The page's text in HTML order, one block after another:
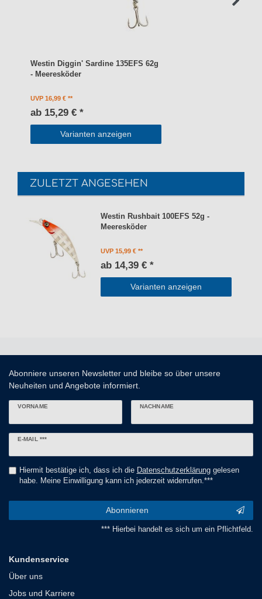
Westin Diggin' Sardine 135EFS 62g
- Meeresköder
UVP 16,99 €
ab 15,29 € *
Varianten anzeigen
ZULETZT ANGESEHEN
Westin Rushbait 100EFS 52g -
Meeresköder
UVP 15,99 €
ab 14,39 € *
Varianten anzeigen
Abonniere unseren Newsletter und bleibe so über unsere
Neuheiten und Angebote informiert.
VORNAME NACHNAME
E-MAIL ***
Newsletter
Hiermit bestätige ich, dass ich die Daten­schutz­erklärunggelesen
habe. Meine Einwilligung kann ich jederzeit widerrufen.***
Abonnieren
*** Hierbei handelt es sich um ein Pflichtfeld.
Kundenservice
Über uns
Jobs und Karriere